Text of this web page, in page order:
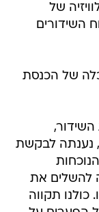
של
השידורים
של הכנסת
נענתה לבקשת
להשלים את
תקווה